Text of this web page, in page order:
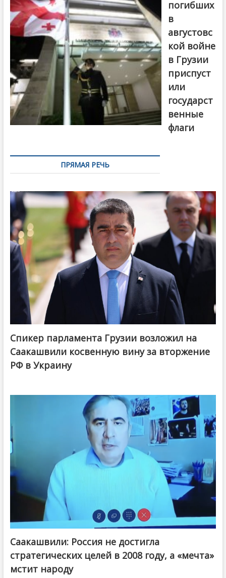
погибших
в
августовс
кой войне
в Грузии
приспуст
или
государст
венные
флаги
ПРЯМАЯ РЕЧЬ
Спикер парламента Грузии возложил на
Саакашвили косвенную вину за вторжение
РФ в Украину
Саакашвили: Россия не достигла
стратегических целей в 2008 году, а «мечта»
мстит народу